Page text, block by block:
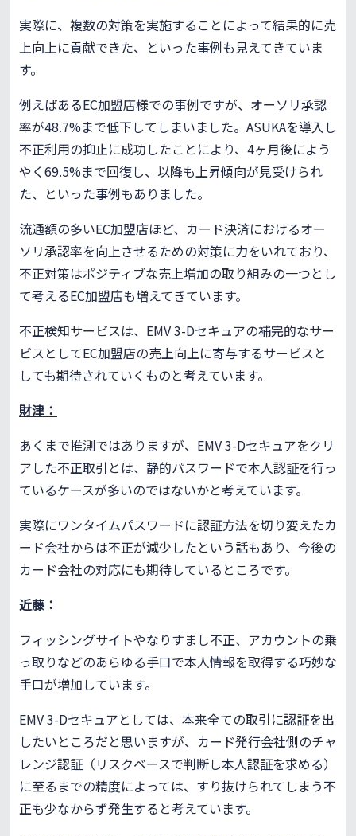
実際に、複数の対策を実施することによって結果的に売
上向上に貢献できた、といった事例も見えてきていま
す。
例えばあるEC加盟店様での事例ですが、オーソリ承認
率が48.7%まで低下してしまいました。ASUKAを導入し
不正利用の抑止に成功したことにより、4ヶ月後によう
やく69.5%まで回復し、以降も上昇傾向が見受けられ
た、といった事例もありました。
流通額の多いEC加盟店ほど、カード決済におけるオー
ソリ承認率を向上させるための対策に力をいれており、
不正対策はポジティブな売上増加の取り組みの一つとし
て考えるEC加盟店も増えてきています。
不正検知サービスは、EMV 3-Dセキュアの補完的なサー
ビスとしてEC加盟店の売上向上に寄与するサービスと
しても期待されていくものと考えています。
財津：
あくまで推測ではありますが、EMV 3-Dセキュアをクリ
アした不正取引とは、静的パスワードで本人認証を行っ
ているケースが多いのではないかと考えています。
実際にワンタイムパスワードに認証方法を切り変えたカ
ード会社からは不正が減少したという話もあり、今後の
カード会社の対応にも期待しているところです。
近藤：
フィッシングサイトやなりすまし不正、アカウントの乗
っ取りなどのあらゆる手口で本人情報を取得する巧妙な
手口が増加しています。
EMV 3-Dセキュアとしては、本来全ての取引に認証を出
したいところだと思いますが、カード発行会社側のチャ
レンジ認証（リスクベースで判断し本人認証を求める）
に至るまでの精度によっては、すり抜けられてしまう不
正も少なからず発生すると考えています。